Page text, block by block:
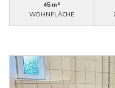
45 m²
WOHNFLÄCHE